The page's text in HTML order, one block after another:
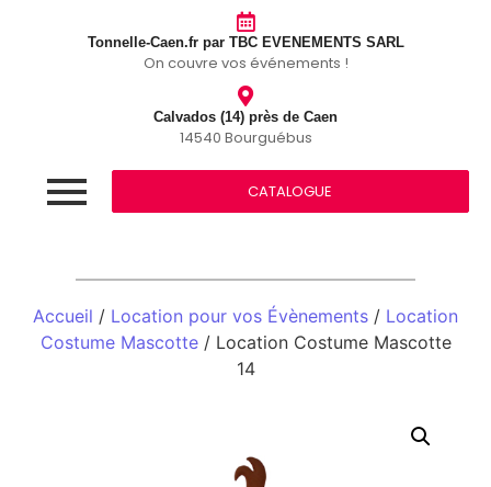
Tonnelle-Caen.fr par TBC EVENEMENTS SARL
On couvre vos événements !
Calvados (14) près de Caen
14540 Bourguébus
CATALOGUE
Accueil / Location pour vos Évènements / Location
Costume Mascotte/ Location Costume Mascotte
14